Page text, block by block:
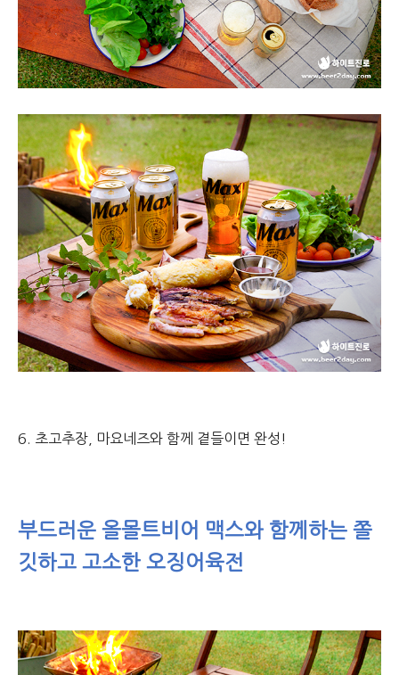
6. 초고추장, 마요네즈와 함께 곁들이면 완성!
부드러운 올몰트비어 맥스와 함께하는 쫄
깃하고 고소한 오징어육전